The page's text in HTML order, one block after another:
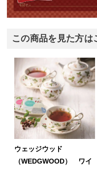
この商品を見た方
ウェッジウッド
（WEDGWOOD） ワイ